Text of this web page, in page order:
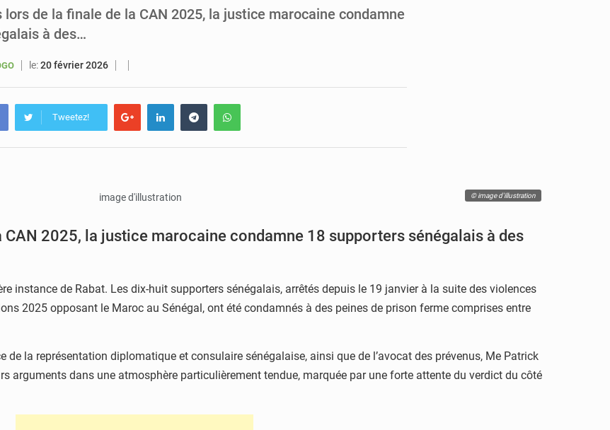
de la finale de la CAN 2025, la justice marocaine condamne
à des…
le:20 février 2026
Tweetez!
© image d'illustration
2025, la justice marocaine condamne 18 supporters sénégalais à des
instance de Rabat. Les dix-huit supporters sénégalais, arrêtés depuis le 19 janvier à la suite des violences
2025 opposant le Maroc au Sénégal, ont été condamnés à des peines de prison ferme comprises entre
de la représentation diplomatique et consulaire sénégalaise, ainsi que de l’avocat des prévenus, Me Patrick
arguments dans une atmosphère particulièrement tendue, marquée par une forte attente du verdict du côté